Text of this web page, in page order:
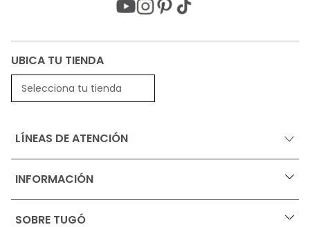
UBICA TU TIENDA
Selecciona tu tienda
LÍNEAS DE ATENCIÓN
INFORMACIÓN +
Ofertas vigentes
SOBRE TUGÓ +